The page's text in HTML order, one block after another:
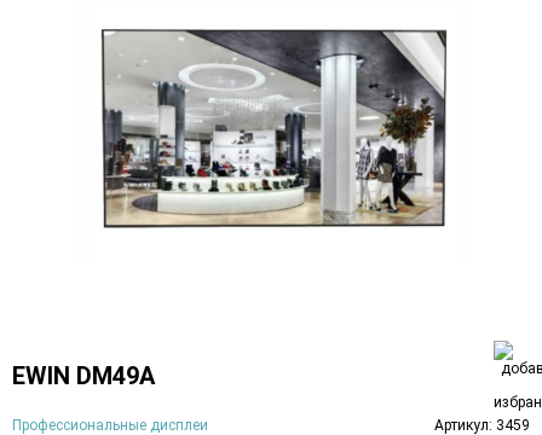
EWIN DM49A
Профессиональные дисплеи Артикул: 3459